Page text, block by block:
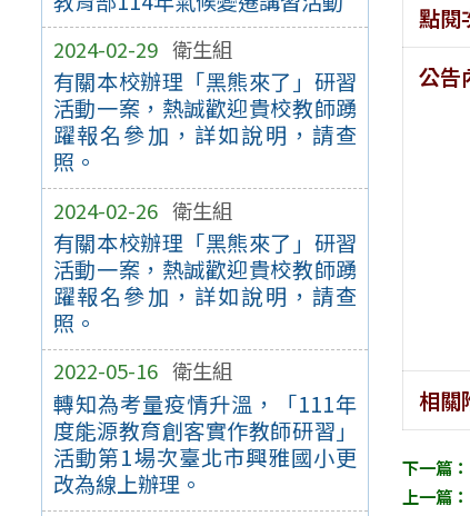
2024-02-29 衛生組
有關本校辦理「黑熊來了」研習
活動一案，熱誠歡迎貴校教師踴
躍報名參加，詳如說明，請查
照。
2024-02-26 衛生組
有關本校辦理「黑熊來了」研習
活動一案，熱誠歡迎貴校教師踴
躍報名參加，詳如說明，請查
照。
2022-05-16 衛生組
轉知為考量疫情升溫，「111年
度能源教育創客實作教師研習」
活動第1場次臺北市興雅國小更
改為線上辦理。
點閱
公告
相關